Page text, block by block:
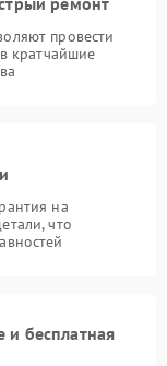
провести
кратчайшие
на
что
и бесплатная